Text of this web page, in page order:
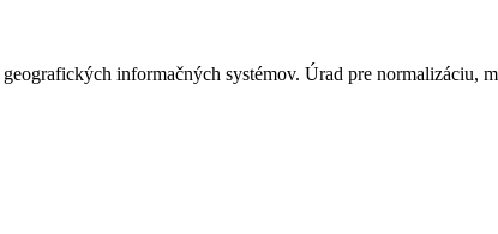
informačných systémov. Úrad pre normalizáciu,